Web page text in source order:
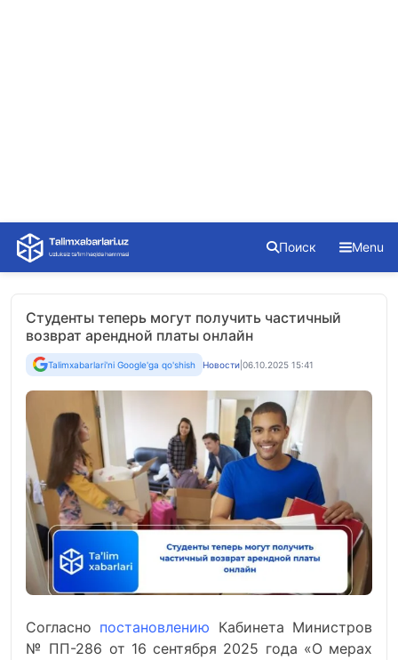
Skip
content
Поиск Menu
Студенты теперь могут получить частичный
возврат арендной платы онлайн
Talimxabarlari'ni Google'ga qo'shish Новости 06.10.2025 15:41
Согласно постановлению Кабинета Министров
№ ПП-286 от 16 сентября 2025 года «О мерах